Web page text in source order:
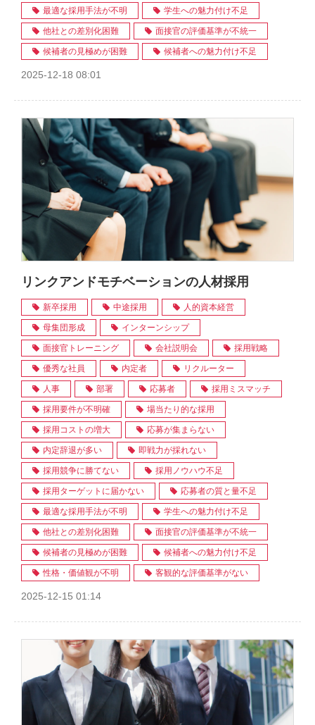
最適な採用手法が不明 学生への魅力付け不足
他社との差別化困難 面接官の評価基準が不統一
候補者の見極めが困難 候補者への魅力付け不足
2025-12-18 08:01
リンクアンドモチベーションの人材採用
新卒採用 中途採用 人的資本経営
母集団形成 インターンシップ
面接官トレーニング 会社説明会 採用戦略
優秀な社員 内定者 リクルーター
人事 部署 応募者 採用ミスマッチ
採用要件が不明確 場当たり的な採用
採用コストの増大 応募が集まらない
内定辞退が多い 即戦力が採れない
採用競争に勝てない 採用ノウハウ不足
採用ターゲットに届かない 応募者の質と量不足
最適な採用手法が不明 学生への魅力付け不足
他社との差別化困難 面接官の評価基準が不統一
候補者の見極めが困難 候補者への魅力付け不足
性格・価値観が不明 客観的な評価基準がない
2025-12-15 01:14